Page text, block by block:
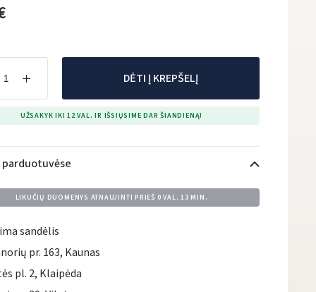
DĖTI Į KREPŠELĮ
UŽSAKYK IKI 12 VAL. IR IŠSIŲSIME DAR ŠIANDIENĄ!
parduotuvėse
LIKUČIŲ DUOMENYS ATNAUJINTI PRIEŠ 0 VAL. 13 MIN.
sandėlis
pr. 163, Kaunas
pl. 2, Klaipėda